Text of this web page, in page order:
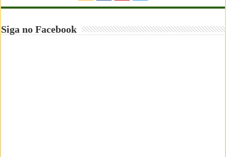
Siga no Facebook